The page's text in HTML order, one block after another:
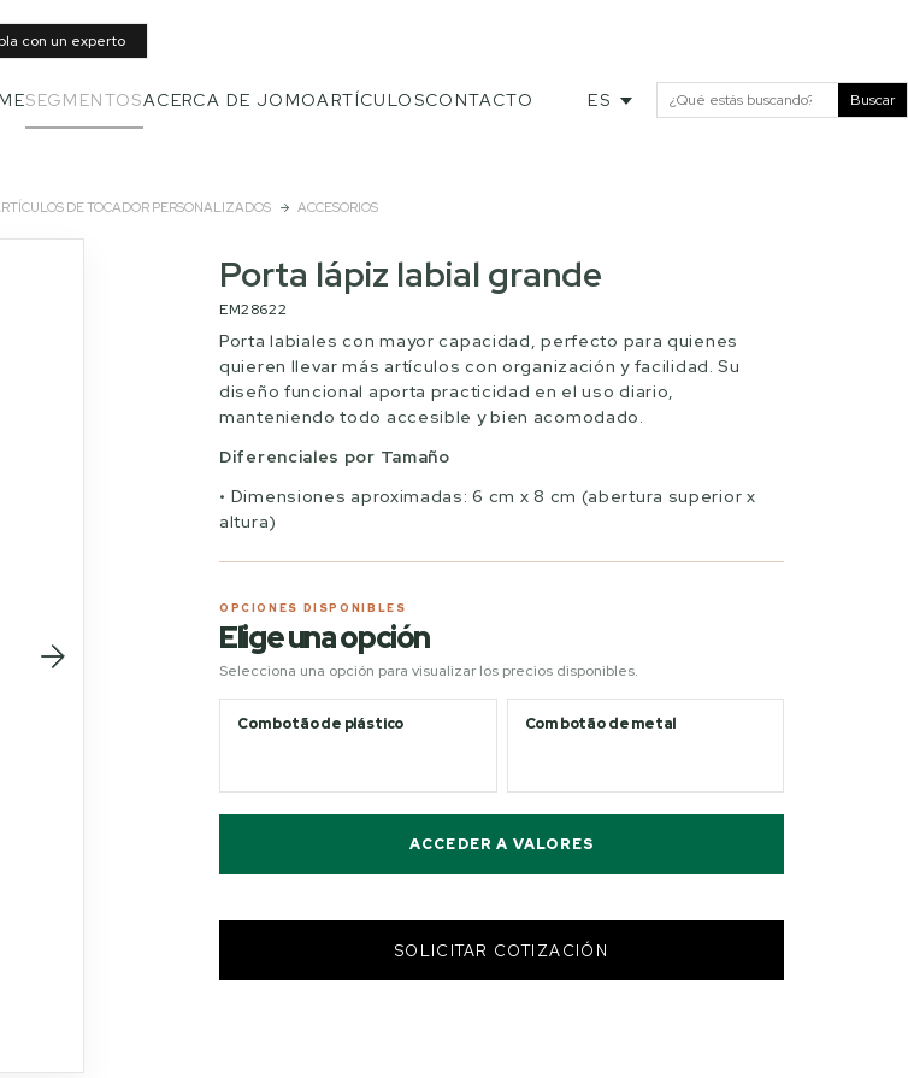
con un experto
SEGMENTOSACERCA DE JOMOARTÍCULOSCONTACTO ES Buscar
DE TOCADOR PERSONALIZADOS ACCESORIOS
Porta lápiz labial grande
EM28622
Porta labiales con mayor capacidad, perfecto para quienes
quieren llevar más artículos con organización y facilidad. Su
diseño funcional aporta practicidad en el uso diario,
manteniendo todo accesible y bien acomodado.
Diferenciales por Tamaño
Dimensiones aproximadas: 6 cm x 8 cm (abertura superior x
altura)
OPCIONES DISPONIBLES
Elige una opción
Selecciona una opción para visualizar los precios disponibles.
Com botão de plástico Com botão de metal
ACCEDER A VALORES
SOLICITAR COTIZACIÓN